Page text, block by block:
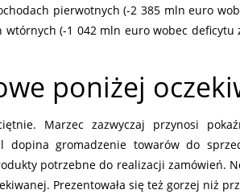
pierwotnych (-2 385 mln euro
(-1 042 mln euro wobec deficytu
poniżej
Marzec zazwyczaj przynosi
gromadzenie towarów do
potrzebne do realizacji zamówień.
Prezentowała się też gorzej niż